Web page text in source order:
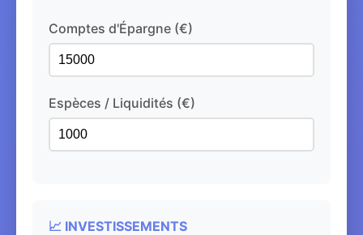
Comptes d'Épargne (€)
Espèces / Liquidités (€)
📈 INVESTISSEMENTS